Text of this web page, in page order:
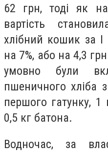
62 грн, тоді як
вартість
хлібний кошик за І
на 7%, або на 4,3
умовно були
пшеничного хліба
першого гатунку, 1
0,5 кг батона.
Водночас, за